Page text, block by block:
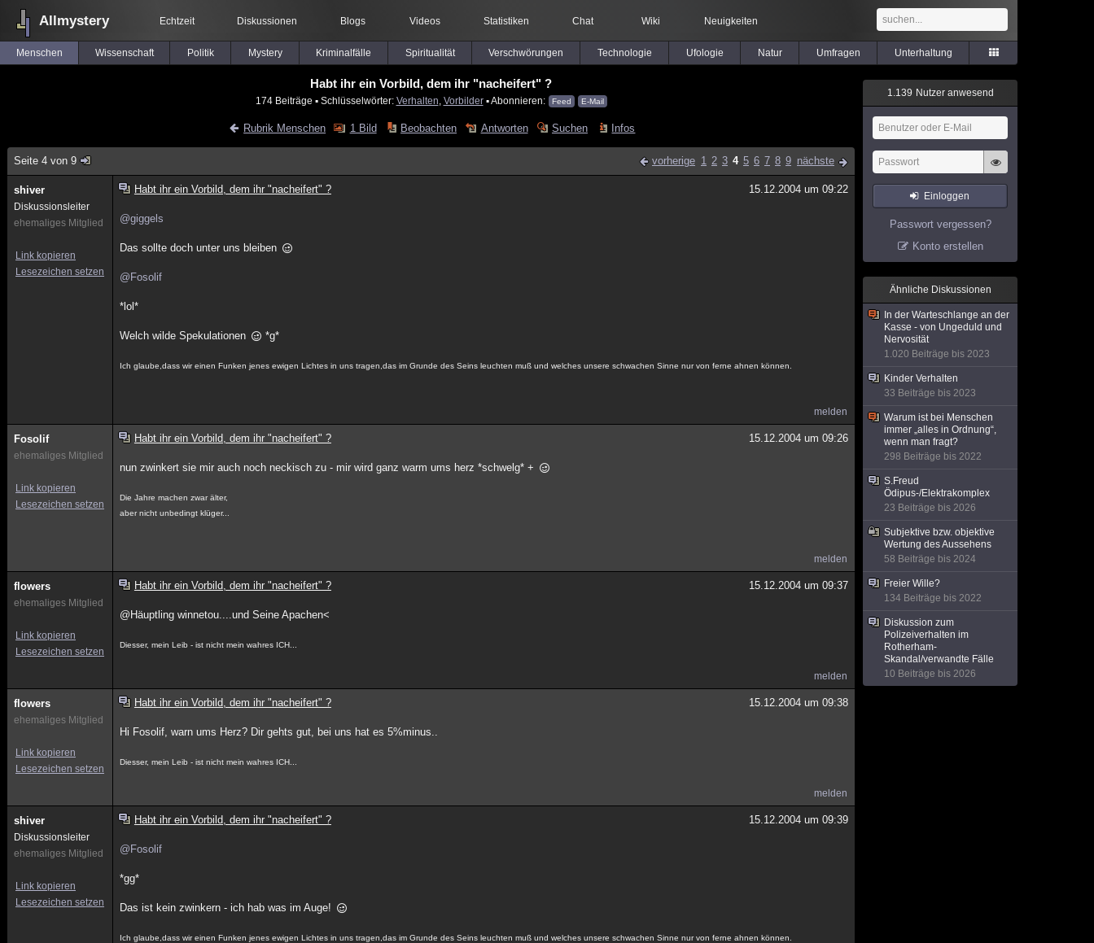
Allmystery Echtzeit Diskussionen Blogs Videos Statistiken Chat Wiki Neuigkeiten
Menschen Wissenschaft Politik Mystery Kriminalfälle Spiritualität Verschwörungen Technologie Ufologie Natur Umfragen Unterhaltung
Habt ihr ein Vorbild, dem ihr "nacheifert" ?
174 Beiträge ▪ Schlüsselwörter: Verhalten Vorbilder▪ Abonnieren: Feed E-Mail
Rubrik Menschen 1 Bild Beobachten Antworten Suchen Infos
Seite 4 von 9 vorherige 1 2 3 4 5 6 7 8 9 nächste
shiver
Diskussionsleiter
ehemaliges Mitglied
Link kopieren
Lesezeichen setzen
Habt ihr ein Vorbild, dem ihr "nacheifert" ? 15.12.2004 um 09:22
@giggels
Das sollte doch unter uns bleiben
@Fosolif
*lol*
Welch wilde Spekulationen *g*
Ich glaube,dass wir einen Funken jenes ewigen Lichtes in uns tragen,das im Grunde des Seins leuchten muß und welches unsere schwachen Sinne nur von ferne ahnen können.
melden
Fosolif
ehemaliges Mitglied
Link kopieren
Lesezeichen setzen
Habt ihr ein Vorbild, dem ihr "nacheifert" ? 15.12.2004 um 09:26
nun zwinkert sie mir auch noch neckisch zu - mir wird ganz warm ums herz *schwelg* +
Die Jahre machen zwar älter,
aber nicht unbedingt klüger...
melden
flowers
ehemaliges Mitglied
Link kopieren
Lesezeichen setzen
Habt ihr ein Vorbild, dem ihr "nacheifert" ? 15.12.2004 um 09:37
@Häuptling winnetou....und Seine Apachen<
Diesser, mein Leib - ist nicht mein wahres ICH...
melden
flowers
ehemaliges Mitglied
Link kopieren
Lesezeichen setzen
Habt ihr ein Vorbild, dem ihr "nacheifert" ? 15.12.2004 um 09:38
Hi Fosolif, warn ums Herz? Dir gehts gut, bei uns hat es 5%minus..
Diesser, mein Leib - ist nicht mein wahres ICH...
melden
shiver
Diskussionsleiter
ehemaliges Mitglied
Link kopieren
Lesezeichen setzen
Habt ihr ein Vorbild, dem ihr "nacheifert" ? 15.12.2004 um 09:39
@Fosolif
*gg*
Das ist kein zwinkern - ich hab was im Auge!
Ich glaube,dass wir einen Funken jenes ewigen Lichtes in uns tragen,das im Grunde des Seins leuchten muß und welches unsere schwachen Sinne nur von ferne ahnen können.
1.139 Nutzer anwesend
Einloggen
Passwort vergessen?
Konto erstellen
Ähnliche Diskussionen
In der Warteschlange an der
Kasse - von Ungeduld und
Nervosität
1.020 Beiträge bis 2023
Kinder Verhalten
33 Beiträge bis 2023
Warum ist bei Menschen
immer „alles in Ordnung“,
wenn man fragt?
298 Beiträge bis 2022
S.Freud
Ödipus-/Elektrakomplex
23 Beiträge bis 2026
Subjektive bzw. objektive
Wertung des Aussehens
58 Beiträge bis 2024
Freier Wille?
134 Beiträge bis 2022
Diskussion zum
Polizeiverhalten im
Rotherham-
Skandal/verwandte Fälle
10 Beiträge bis 2026